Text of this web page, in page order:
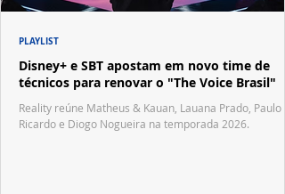
Disney+ e SBT apostam em novo time de
técnicos para renovar o "The Voice Brasil"
Reality reúne Matheus & Kauan, Lauana Prado, Paulo
Ricardo e Diogo Nogueira na temporada 2026.
PLAYLIST